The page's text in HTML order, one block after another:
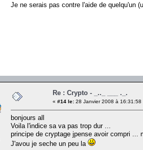
Je ne serais pas contre l'aide de quelqu'un
Re : Crypto - _.._ ___ ._.
« #14 le: 28 Janvier 2008 à 16:31:58
bonjours all
Voila l'indice sa va pas trop dur ...
principe de cryptage jpense avoir compri ...
J'avou je seche un peu la